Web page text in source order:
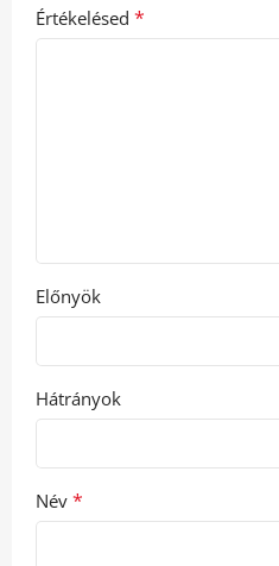
Értékelésed *
Előnyök
Hátrányok
Név *